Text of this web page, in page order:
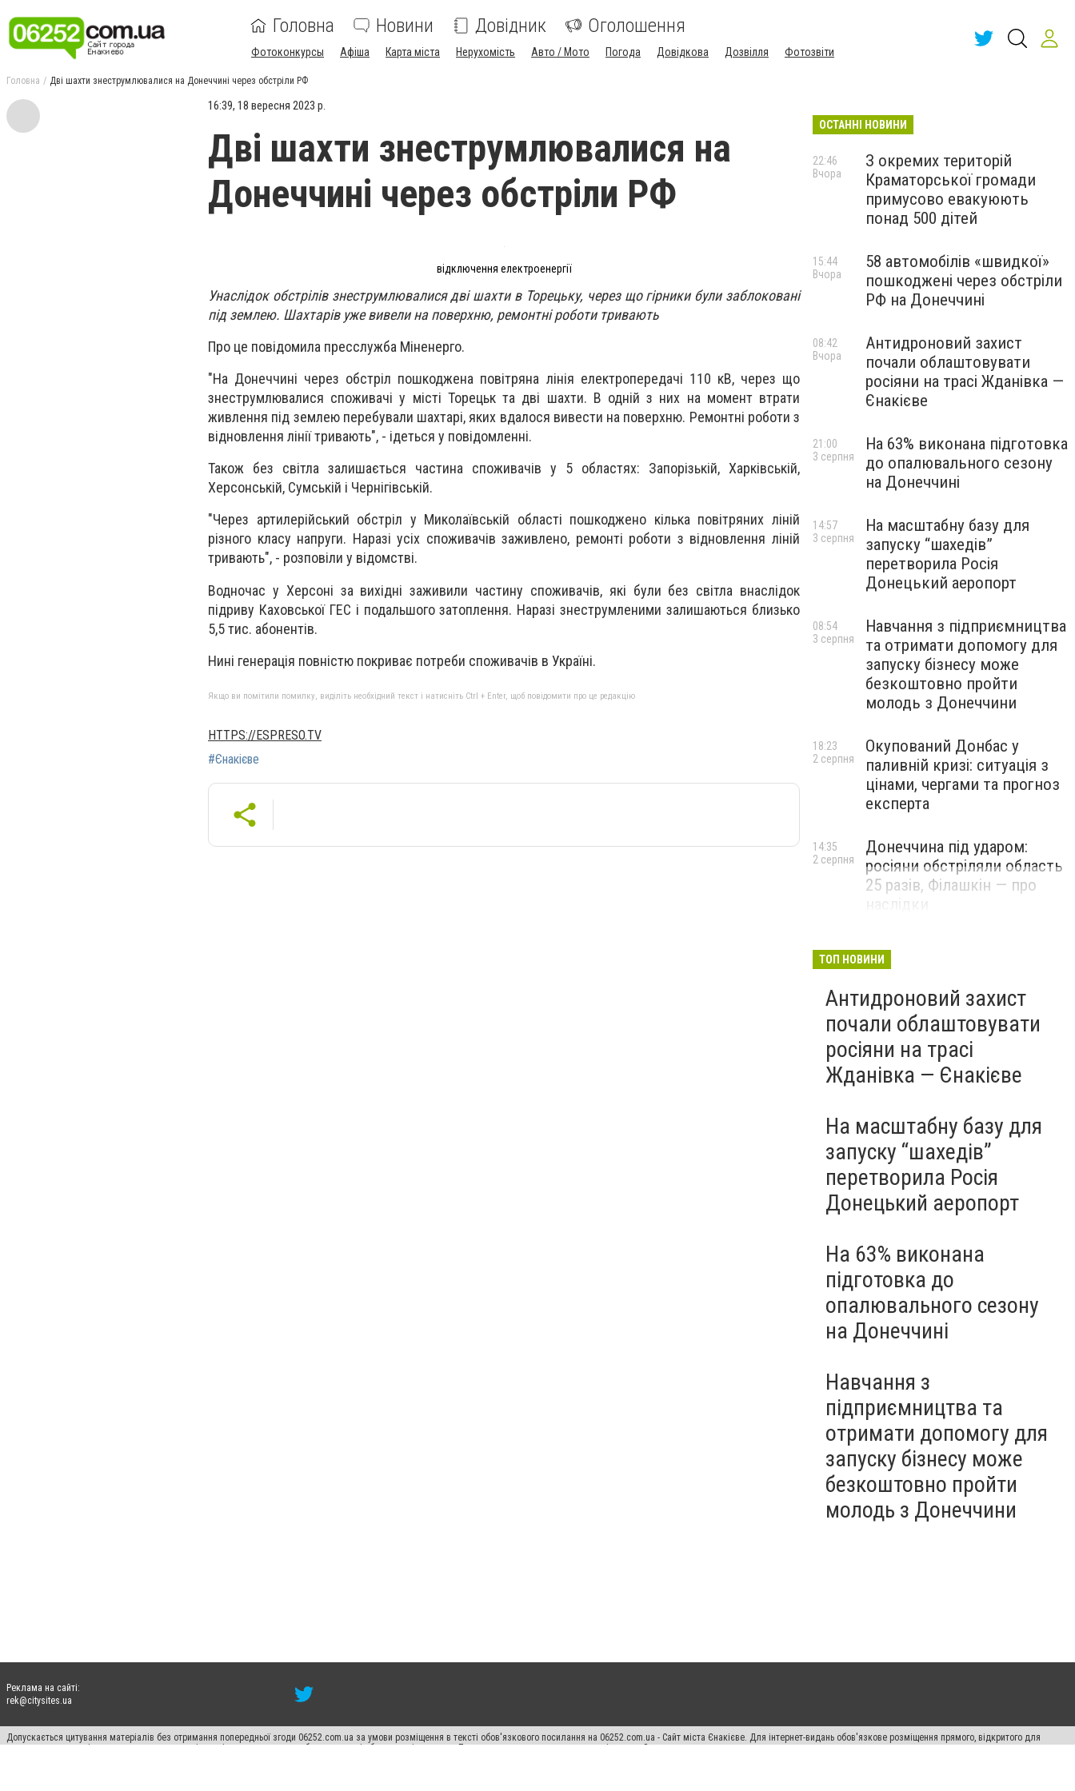
Головна Новини Довідник Оголошення
Фотоконкурсы Афіша Карта міста Нерухомість Авто / Мото Погода Довідкова Дозвілля Фотозвіти
Головна Дві шахти знеструмлювалися на Донеччині через обстріли РФ
16:39, 18 вересня 2023 р.
Дві шахти знеструмлювалися на
Донеччині через обстріли РФ
відключення електроенергії
Унаслідок обстрілів знеструмлювалися дві шахти в Торецьку, через що гірники були заблоковані
під землею. Шахтарів уже вивели на поверхню, ремонтні роботи тривають
Про це повідомила пресслужба Міненерго.
"На Донеччині через обстріл пошкоджена повітряна лінія електропередачі 110 кВ, через що
знеструмлювалися споживачі у місті Торецьк та дві шахти. В одній з них на момент втрати
живлення під землею перебували шахтарі, яких вдалося вивести на поверхню. Ремонтні роботи з
відновлення лінії тривають", - ідеться у повідомленні.
Також без світла залишається частина споживачів у 5 областях: Запорізькій, Харківській,
Херсонській, Сумській і Чернігівській.
"Через артилерійський обстріл у Миколаївській області пошкоджено кілька повітряних ліній
різного класу напруги. Наразі усіх споживачів заживлено, ремонті роботи з відновлення ліній
тривають", - розповіли у відомстві.
Водночас у Херсоні за вихідні заживили частину споживачів, які були без світла внаслідок
підриву Каховської ГЕС і подальшого затоплення. Наразі знеструмленими залишаються близько
5,5 тис. абонентів.
Нині генерація повністю покриває потреби споживачів в Україні.
Якщо ви помітили помилку, виділіть необхідний текст і натисніть Ctrl + Enter, щоб повідомити про це редакцію
HTTPS://ESPRESO.TV
#Єнакієве
ОСТАННІ НОВИНИ
З окремих територій
Краматорської громади
примусово евакуюють
понад 500 дітей
22:46
Вчора
58 автомобілів «швидкої»
пошкоджені через обстріли
РФ на Донеччині
15:44
Вчора
Антидроновий захист
почали облаштовувати
росіяни на трасі Жданівка —
Єнакієве
08:42
Вчора
На 63% виконана підготовка
до опалювального сезону
на Донеччині
21:00
3 серпня
На масштабну базу для
запуску “шахедів”
перетворила Росія
Донецький аеропорт
14:57
3 серпня
Навчання з підприємництва
та отримати допомогу для
запуску бізнесу може
безкоштовно пройти
молодь з Донеччини
08:54
3 серпня
Окупований Донбас у
паливній кризі: ситуація з
цінами, чергами та прогноз
експерта
18:23
2 серпня
Донеччина під ударом:
росіяни обстріляли область
25 разів, Філашкін — про
14:35
2 серпня
ТОП НОВИНИ
Антидроновий захист
почали облаштовувати
росіяни на трасі
Жданівка — Єнакієве
На масштабну базу для
запуску “шахедів”
перетворила Росія
Донецький аеропорт
На 63% виконана
підготовка до
опалювального сезону
на Донеччині
Навчання з
підприємництва та
отримати допомогу для
запуску бізнесу може
безкоштовно пройти
молодь з Донеччини
Реклама на сайті:
rek@citysites.ua
Допускається цитування матеріалів без отримання попередньої згоди 06252.com.ua за умови розміщення в тексті обов'язкового посилання на 06252.com.ua - Сайт міста Єнакієве. Для інтернет-видань обов'язкове розміщення прямого, відкритого для
пошукових систем гіперпосилання на цитовані статті не нижче другого абзацу в тексті або в якості джерела. Порушення виняткових прав переслідується Законом.